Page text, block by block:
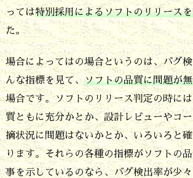
の
精
度
が
高
く
な
い
っては特別採用によるソフトのリリース
た。
場合によってはの場合というのは、バグ
んな指標を見て、 ソフトの品質に問題が
場合です。ソフトのリリース判定の時に
質ともに充分かとか、設計レビューやコ
摘状況に問題はないかとか、いろいろと
ります。それらの各種の指標がソフトの
事を示しているのなら、バグ検出率が少